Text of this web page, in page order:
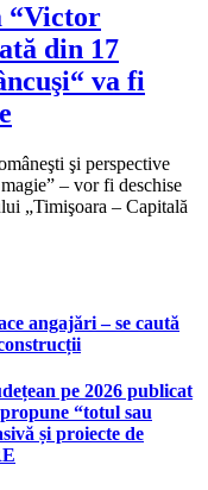
“Victor
din 17
va fi
şi perspective
– vor fi deschise
„Timişoara – Capitală
angajări – se caută
pe 2026 publicat
“totul sau
și proiecte de